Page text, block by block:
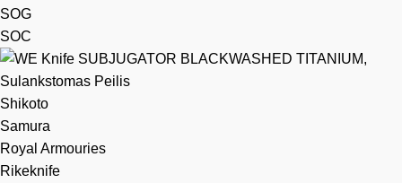
SOG
SOC
Shikoto
Samura
Royal Armouries
Rikeknife